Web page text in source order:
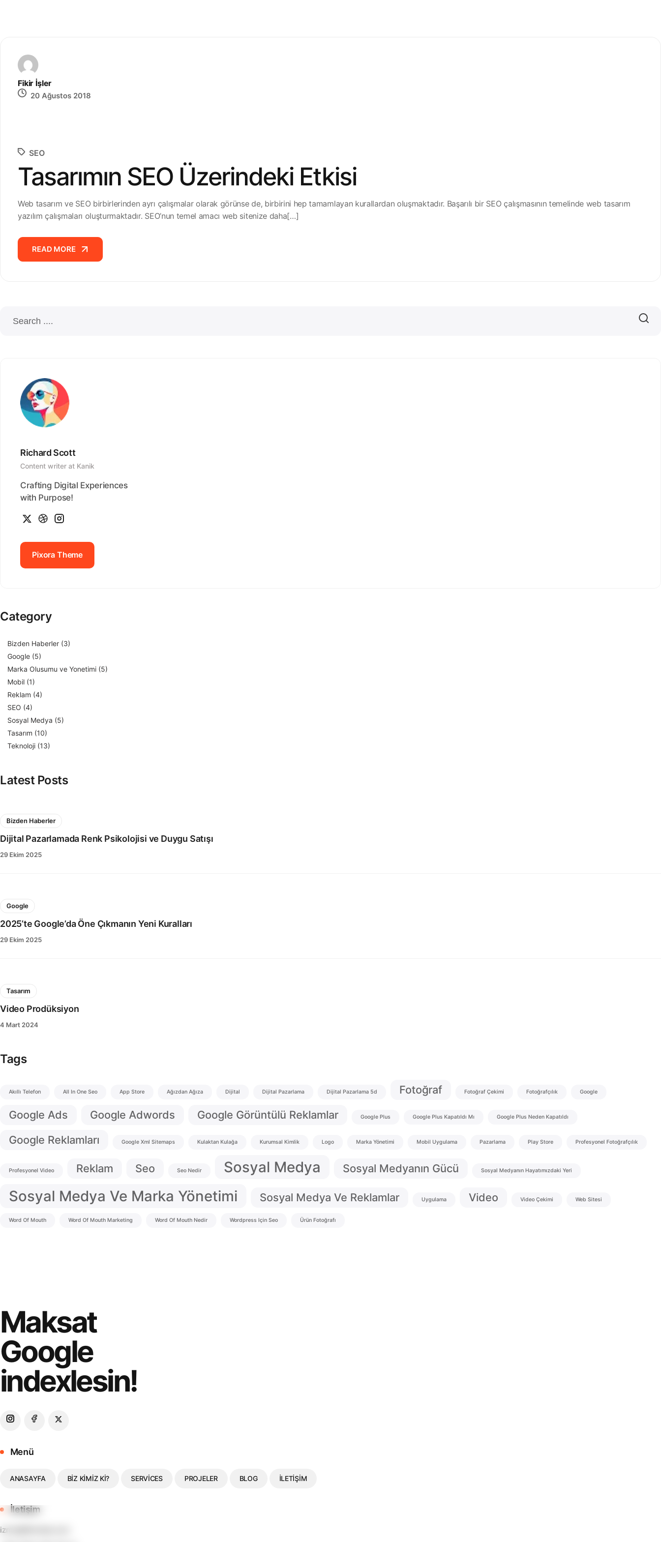
Fikir İşler
20 Ağustos 2018
SEO
Tasarımın SEO Üzerindeki Etkisi
Web tasarım ve SEO birbirlerinden ayrı çalışmalar olarak görünse de, birbirini hep tamamlayan kurallardan oluşmaktadır. Başarılı bir SEO çalışmasının temelinde web tasarım
yazılım çalışmaları oluşturmaktadır. SEO’nun temel amacı web sitenize daha[…]
READ MORE
Richard Scott
Content writer at Kanik
Crafting Digital Experiences
with Purpose!
Pixora Theme
Category
Bizden Haberler (3)
Google (5)
Marka Olusumu ve Yonetimi (5)
Mobil (1)
Reklam (4)
SEO (4)
Sosyal Medya (5)
Tasarım (10)
Teknoloji (13)
Latest Posts
Bizden Haberler
Dijital Pazarlamada Renk Psikolojisi ve Duygu Satışı
29 Ekim 2025
Google
2025’te Google’da Öne Çıkmanın Yeni Kuralları
29 Ekim 2025
Tasarım
Video Prodüksiyon
4 Mart 2024
Tags
Akıllı Telefon All In One Seo App Store Ağızdan Ağıza Dijital Dijital Pazarlama Dijital Pazarlama 5d Fotoğraf Fotoğraf Çekimi Fotoğrafçılık Google
Google Ads Google Adwords Google Görüntülü Reklamlar Google Plus Google Plus Kapatıldı Mı Google Plus Neden Kapatıldı
Google Reklamları Google Xml Sitemaps Kulaktan Kulağa Kurumsal Kimlik Logo Marka Yönetimi Mobil Uygulama Pazarlama Play Store Profesyonel Fotoğrafçılık
Profesyonel Video Reklam Seo Seo Nedir Sosyal Medya Sosyal Medyanın Gücü Sosyal Medyanın Hayatımızdaki Yeri
Sosyal Medya Ve Marka Yönetimi Sosyal Medya Ve Reklamlar Uygulama Video Video Çekimi Web Sitesi
Word Of Mouth Word Of Mouth Marketing Word Of Mouth Nedir Wordpress Için Seo Ürün Fotoğrafı
Maksat
Google
indexlesin!
Menü
ANASAYFA BIZ KIMIZ KI? SERVICES PROJELER BLOG İLETIŞIM
İletişim
izmir@fikirisler.com